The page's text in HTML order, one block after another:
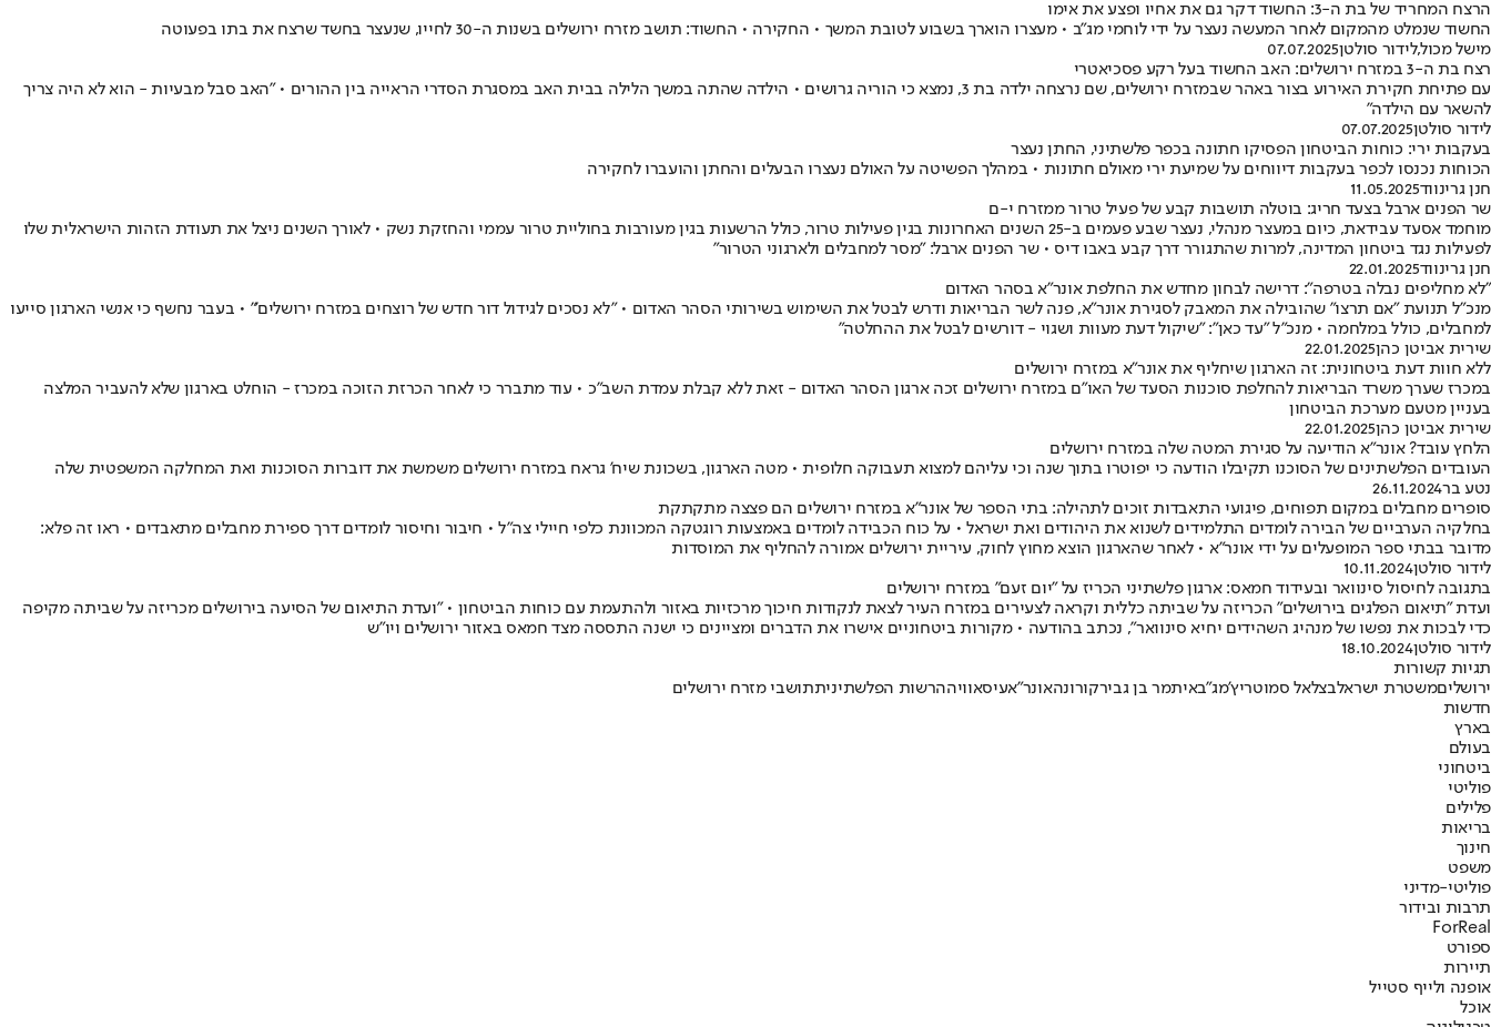
הרצח המחריד של בת ה-3: החשוד דקר גם את אחיו ופצע את אימו
החשוד שנמלט מהמקום לאחר המעשה נעצר על ידי לוחמי מג"ב • מעצרו הוארך בשבוע לטובת המשך • החקירה • החשוד: תושב מזרח ירושלים בשנות ה-30 לחייו, שנעצר בחשד שרצח את בתו בפעוטה
מישל מכול,לידור סולטן07.07.2025
רצח בת ה-3 במזרח ירושלים: האב החשוד בעל רקע פסכיאטרי
עם פתיחת חקירת האירוע בצור באהר שבמזרח ירושלים, שם נרצחה ילדה בת 3, נמצא כי הוריה גרושים • הילדה שהתה במשך הלילה בבית האב במסגרת הסדרי הראייה בין ההורים • "האב סבל מבעיות - הוא לא היה צריך
להשאר עם הילדה"
לידור סולטן07.07.2025
בעקבות ירי: כוחות הביטחון הפסיקו חתונה בכפר פלשתיני, החתן נעצר
הכוחות נכנסו לכפר בעקבות דיווחים על שמיעת ירי מאולם חתונות • במהלך הפשיטה על האולם נעצרו הבעלים והחתן והועברו לחקירה
חנן גרינווד11.05.2025
שר הפנים ארבל בצעד חריג: בוטלה תושבות קבע של פעיל טרור ממזרח י-ם
מוחמד אסעד עבידאת, כיום במעצר מנהלי, נעצר שבע פעמים ב-25 השנים האחרונות בגין פעילות טרור, כולל הרשעות בגין מעורבות בחוליית טרור עממי והחזקת נשק • לאורך השנים ניצל את תעודת הזהות הישראלית שלו
לפעילות נגד ביטחון המדינה, למרות שהתגורר דרך קבע באבו דיס • שר הפנים ארבל: "מסר למחבלים ולארגוני הטרור"
חנן גרינווד22.01.2025
"לא מחליפים נבלה בטרפה": דרישה לבחון מחדש את החלפת אונר"א בסהר האדום
מנכ"ל תנועת "אם תרצו" שהובילה את המאבק לסגירת אונר"א, פנה לשר הבריאות ודרש לבטל את השימוש בשירותי הסהר האדום • "לא נסכים לגידול דור חדש של רוצחים במזרח ירושלים'" • בעבר נחשף כי אנשי הארגון סייעו
למחבלים, כולל במלחמה • מנכ"ל "עד כאן": "שיקול דעת מעוות ושגוי - דורשים לבטל את ההחלטה"
שירית אביטן כהן22.01.2025
ללא חוות דעת ביטחונית: זה הארגון שיחליף את אונר"א במזרח ירושלים
במכרז שערך משרד הבריאות להחלפת סוכנות הסעד של האו"ם במזרח ירושלים זכה ארגון הסהר האדום - זאת ללא קבלת עמדת השב"כ • עוד מתברר כי לאחר הכרזת הזוכה במכרז - הוחלט בארגון שלא להעביר המלצה
בעניין מטעם מערכת הביטחון
שירית אביטן כהן22.01.2025
הלחץ עובד? אונר"א הודיעה על סגירת המטה שלה במזרח ירושלים
העובדים הפלשתינים של הסוכנו תקיבלו הודעה כי יפוטרו בתוך שנה וכי עליהם למצוא תעבוקה חלופית • מטה הארגון, בשכונת שיח' גראח במזרח ירושלים משמשת את דוברות הסוכנות ואת המחלקה המשפטית שלה
נטע בר26.11.2024
סופרים מחבלים במקום תפוחים, פיגועי התאבדות זוכים לתהילה: בתי הספר של אונר"א במזרח ירושלים הם פצצה מתקתקת
בחלקיה הערביים של הבירה לומדים התלמידים לשנוא את היהודים ואת ישראל • על כוח הכבידה לומדים באמצעות רוגטקה המכוונת כלפי חיילי צה"ל • חיבור וחיסור לומדים דרך ספירת מחבלים מתאבדים • ראו זה פלא:
מדובר בבתי ספר המופעלים על ידי אונר"א • לאחר שהארגון הוצא מחוץ לחוק, עיריית ירושלים אמורה להחליף את המוסדות
לידור סולטן10.11.2024
בתגובה לחיסול סינוואר ובעידוד חמאס: ארגון פלשתיני הכריז על "יום זעם" במזרח ירושלים
ועדת "תיאום הפלגים בירושלים" הכריזה על שביתה כללית וקראה לצעירים במזרח העיר לצאת לנקודות חיכוך מרכזיות באזור ולהתעמת עם כוחות הביטחון • ״ועדת התיאום של הסיעה בירושלים מכריזה על שביתה מקיפה
כדי לבכות את נפשו של מנהיג השהידים יחיא סינוואר", נכתב בהודעה • מקורות ביטחוניים אישרו את הדברים ומציינים כי ישנה התססה מצד חמאס באזור ירושלים ויו"ש
לידור סולטן18.10.2024
תגיות קשורות
ירושליםמשטרת ישראלבצלאל סמוטריץ'מג"באיתמר בן גבירקורונהאונר"אעיסאוויההרשות הפלשתיניתתושבי מזרח ירושלים
חדשות
בארץ
בעולם
ביטחוני
פוליטי
פלילים
בריאות
חינוך
משפט
פוליטי-מדיני
תרבות ובידור
ForReal
ספורט
תיירות
אופנה ולייף סטייל
אוכל